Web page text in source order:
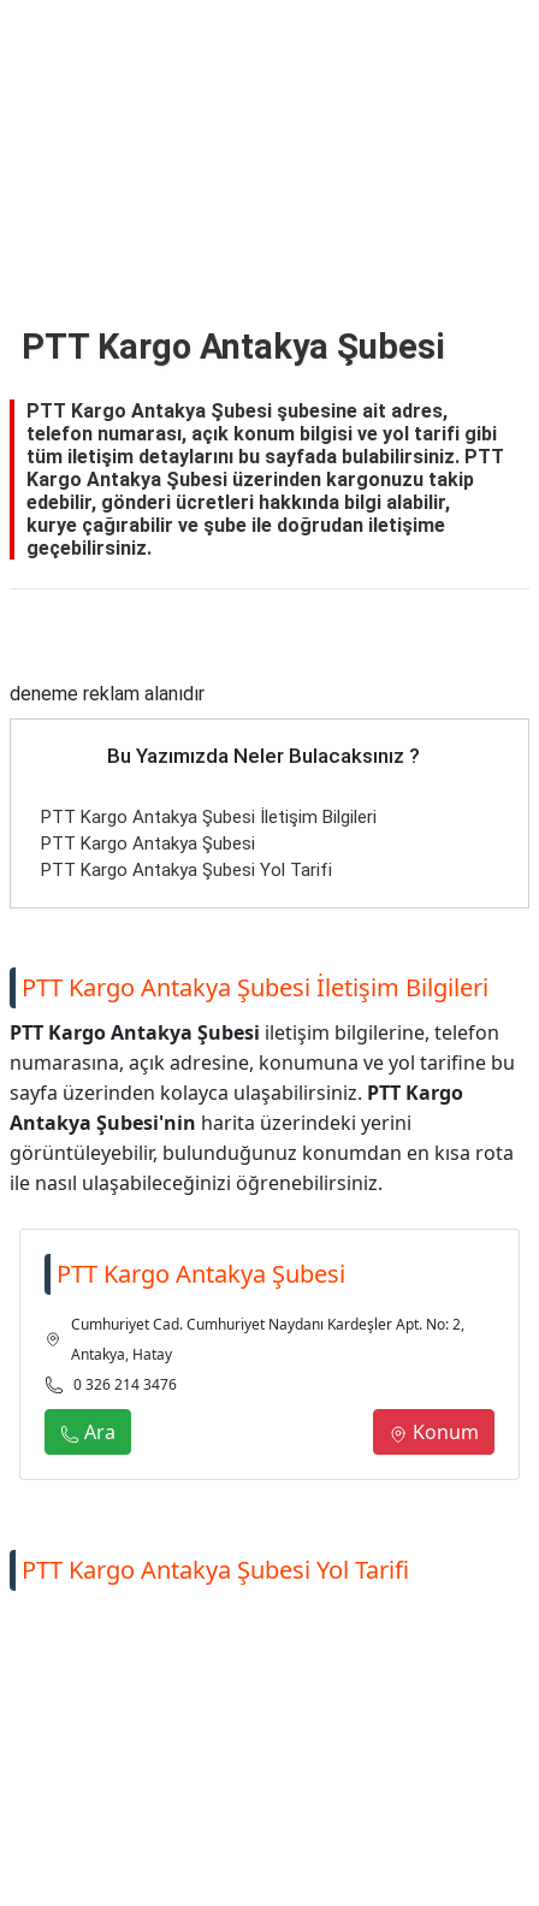
PTT Kargo Antakya Şubesi
PTT Kargo Antakya Şubesi şubesine ait adres,
telefon numarası, açık konum bilgisi ve yol tarifi gibi
tüm iletişim detaylarını bu sayfada bulabilirsiniz. PTT
Kargo Antakya Şubesi üzerinden kargonuzu takip
edebilir, gönderi ücretleri hakkında bilgi alabilir,
kurye çağırabilir ve şube ile doğrudan iletişime
geçebilirsiniz.
deneme reklam alanıdır
Bu Yazımızda Neler Bulacaksınız ?
PTT Kargo Antakya Şubesi İletişim Bilgileri
PTT Kargo Antakya Şubesi
PTT Kargo Antakya Şubesi Yol Tarifi
PTT Kargo Antakya Şubesi İletişim Bilgileri
PTT Kargo Antakya Şubesi iletişim bilgilerine, telefon
numarasına, açık adresine, konumuna ve yol tarifine bu
sayfa üzerinden kolayca ulaşabilirsiniz. PTT Kargo
Antakya Şubesi'nin harita üzerindeki yerini
görüntüleyebilir, bulunduğunuz konumdan en kısa rota
ile nasıl ulaşabileceğinizi öğrenebilirsiniz.
PTT Kargo Antakya Şubesi
Cumhuriyet Cad. Cumhuriyet Naydanı Kardeşler Apt. No: 2,
Antakya, Hatay
0 326 214 3476
Ara Konum
PTT Kargo Antakya Şubesi Yol Tarifi